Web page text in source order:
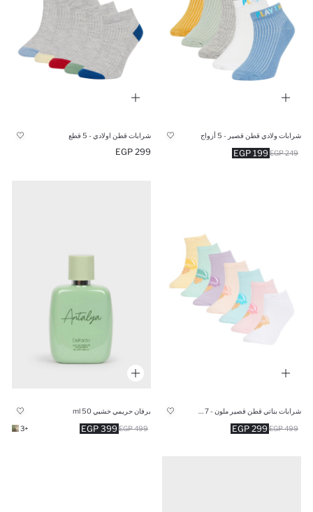
شرابات ولادي قطن قصير - 5 أزواج
199 EGP 249 EGP
شرابات قطن اولادي - 5 قطع
299 EGP
299 EGP 499 EGP
برفان حريمي خشبي 50 ml
399 EGP 499 EGP
+3